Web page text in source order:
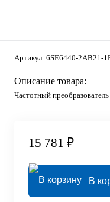
Артикул: 6SE6440-2AB21-
Описание товара:
Частотный
15 781 ₽
В